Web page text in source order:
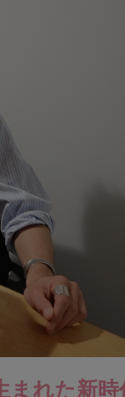
まれた新時